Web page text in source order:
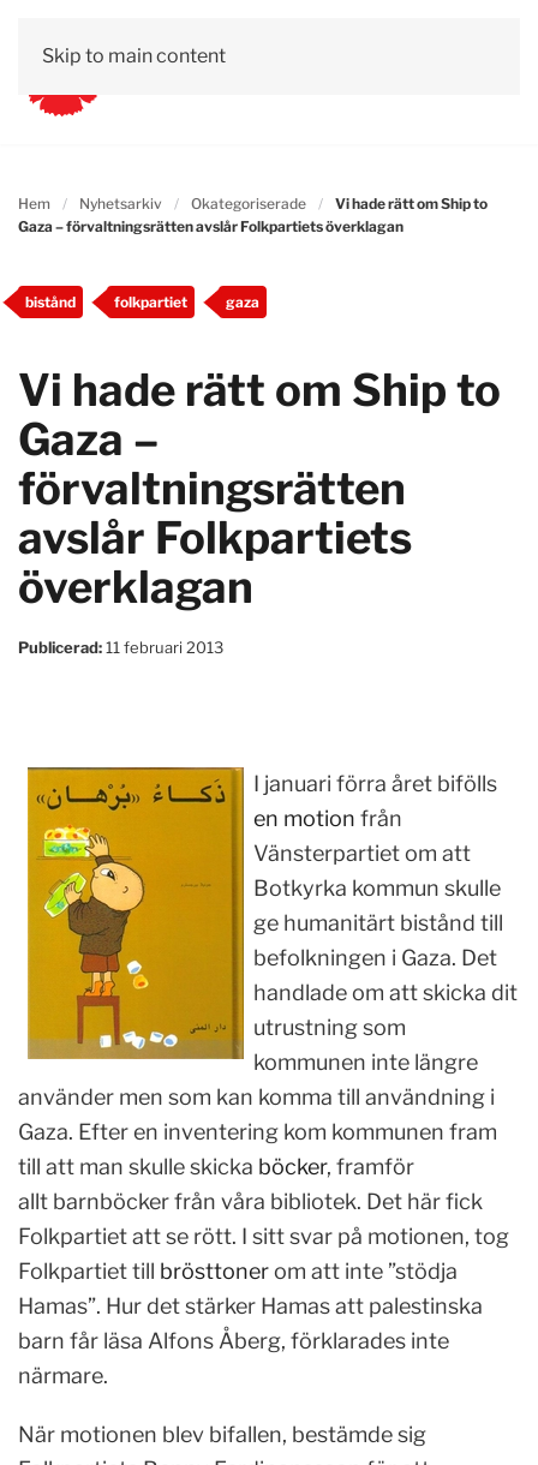
Skip to main content
Hem Nyhetsarkiv Okategoriserade
Vi hade rätt om Ship to
Gaza – förvaltningsrätten avslår Folkpartiets överklagan
bistånd folkpartiet gaza
Vi hade rätt om Ship to
Gaza –
förvaltningsrätten
avslår Folkpartiets
överklagan
Publicerad:11 februari 2013
I januari förra året bifölls
en motion från
Vänsterpartiet om att
Botkyrka kommun skulle
ge humanitärt bistånd till
befolkningen i Gaza. Det
handlade om att skicka dit
utrustning som
kommunen inte längre
använder men som kan komma till användning i
Gaza. Efter en inventering kom kommunen fram
till att man skulle skicka böcker, framför
allt barnböcker från våra bibliotek. Det här fick
Folkpartiet att se rött. I sitt svar på motionen, tog
Folkpartiet till brösttonerom att inte ”stödja
Hamas”. Hur det stärker Hamas att palestinska
barn får läsa Alfons Åberg, förklarades inte
närmare.
När motionen blev bifallen, bestämde sig